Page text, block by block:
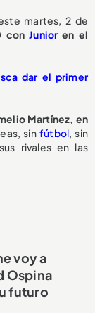
martes, 2 de
conJunioren el
dar el primer
Martínez, en
sin fútbol, sin
rivales en las
voy a
Ospina
futuro